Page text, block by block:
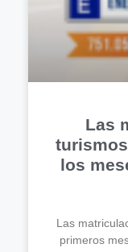
Las
los
Las
primeros